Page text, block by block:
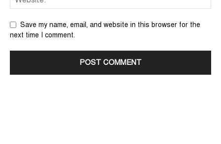
Save my name, email, and website in this browser for the
next time I comment.